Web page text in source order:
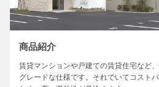
商品紹介
賃貸マンションや戸建ての賃貸住宅など
グレードな仕様です。それでいてコスト